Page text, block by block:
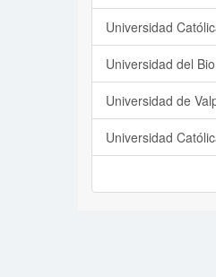
Universidad
Universidad del
Universidad de
Universidad